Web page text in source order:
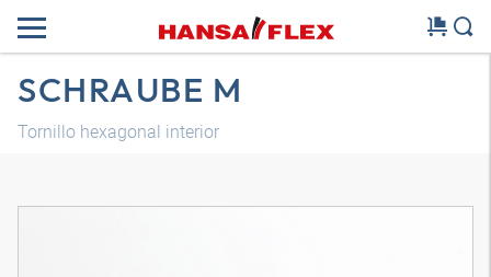
SCHRAUBE M
Tornillo hexagonal interior